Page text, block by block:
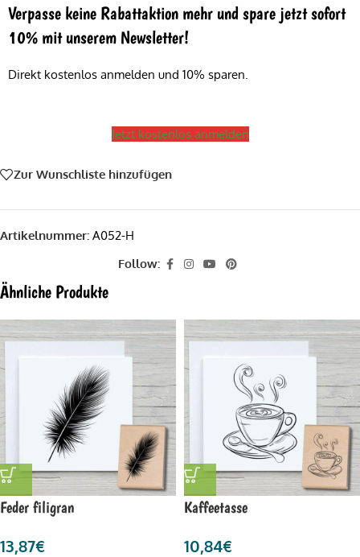
Verpasse keine Rabattaktion mehr und spare jetzt sofort
10% mit unserem Newsletter!
Direkt kostenlos anmelden und 10% sparen.
Jetzt kostenlos anmelden
Zur Wunschliste hinzufügen
Artikelnummer: A052-H
Follow:
Ähnliche Produkte
Feder filigran
13,87€
Kaffeetasse
10,84€